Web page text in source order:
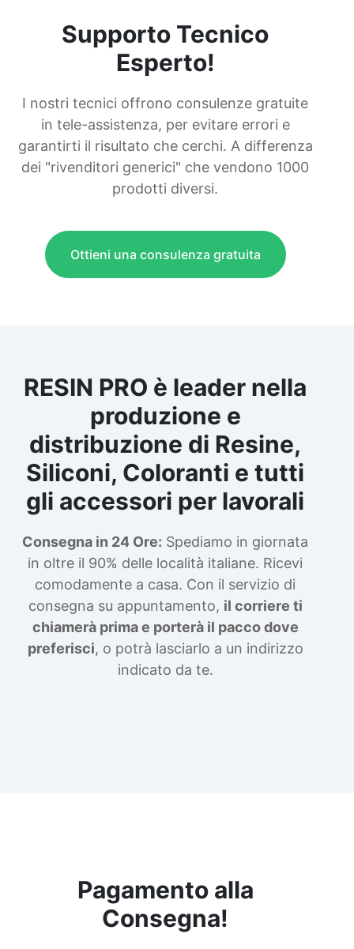
Supporto Tecnico
Esperto!
I nostri tecnici offrono consulenze gratuite
in tele-assistenza, per evitare errori e
garantirti il risultato che cerchi. A differenza
dei "rivenditori generici" che vendono 1000
prodotti diversi.
Ottieni una consulenza gratuita
RESIN PRO è leader nella
produzione e
distribuzione di Resine,
Siliconi, Coloranti e tutti
gli accessori per lavorali
Consegna in 24 Ore: Spediamo in giornata
in oltre il 90% delle località italiane. Ricevi
comodamente a casa. Con il servizio di
consegna su appuntamento, il corriere ti
chiamerà prima e porterà il pacco dove
preferisci, o potrà lasciarlo a un indirizzo
indicato da te.
Pagamento alla
Consegna!